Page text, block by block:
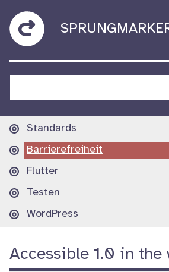
Zum
Inhalt
springen
sprungmarker
testet
Hauptnavigation
Standards
Barrierefreiheit
Flutter
Testen
WordPress
Accessible 1.0 in the